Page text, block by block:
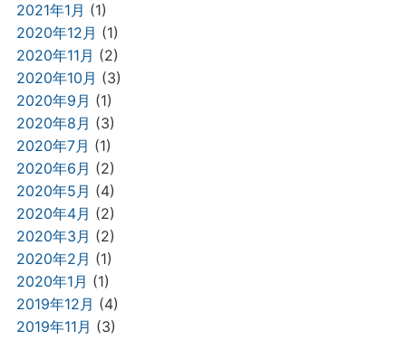
2021年1月 (1)
2020年12月 (1)
2020年11月 (2)
2020年10月 (3)
2020年9月 (1)
2020年8月 (3)
2020年7月 (1)
2020年6月 (2)
2020年5月 (4)
2020年4月 (2)
2020年3月 (2)
2020年2月 (1)
2020年1月 (1)
2019年12月 (4)
2019年11月 (3)